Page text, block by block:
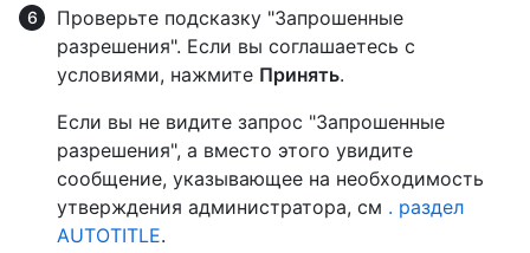
Проверьте подсказку "Запрошенные
разрешения". Если вы соглашаетесь с
условиями, нажмите Принять.
Если вы не видите запрос "Запрошенные
разрешения", а вместо этого увидите
сообщение, указывающее на необходимость
утверждения администратора, см . раздел
AUTOTITLE.